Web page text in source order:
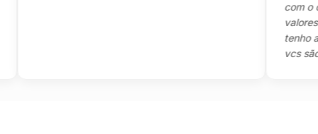
com o
valores e
tenho a
vcs são